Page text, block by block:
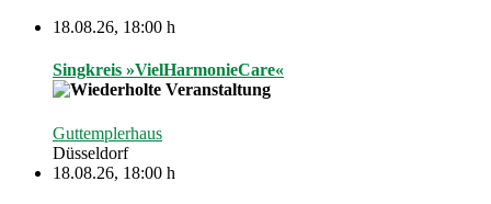
18.08.26, 18:00 h
Singkreis »VielHarmonieCare«
Guttemplerhaus
Düsseldorf
18.08.26, 18:00 h